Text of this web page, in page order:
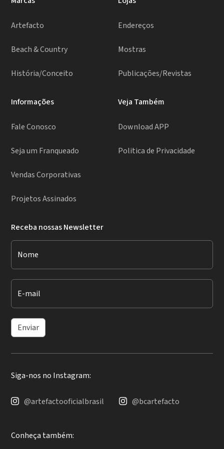
Artefacto
Beach & Country
História/Conceito
Endereços
Mostras
Publicações/Revistas
Informações
Fale Conosco
Seja um Franqueado
Vendas Corporativas
Projetos Assinados
Veja Também
Download APP
Politica de Privacidade
Receba nossas Newsletter
Nome
E-mail
Enviar
Siga-nos no Instagram:
@artefactooficialbrasil @bcartefacto
Conheça também: